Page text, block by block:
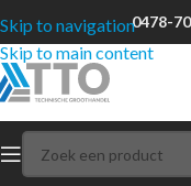
Skip to navigation
Skip to main content
0478-